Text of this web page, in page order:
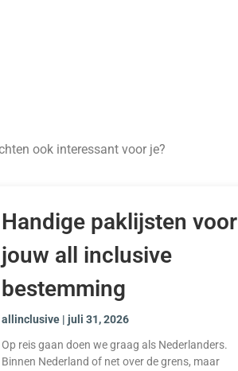
ook interessant voor je?
Handige paklijsten voor
jouw all inclusive
bestemming
allinclusive
juli 31, 2026
Op reis gaan doen we graag als Nederlanders.
Binnen Nederland of net over de grens, maar